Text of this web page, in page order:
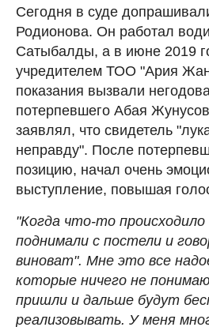
Сегодня в суде
Родионова. Он работал
Сатыбалды, а в июне 2019
учредителем ТОО "Ария
показания вызвали
потерпевшего Абая
заявлял, что свидетель
неправду". После
позицию, начал очень
выступление, повышая
"Когда что-то
поднимали с постели и
виноват". Мне это все
которые ничего не
пришли и дальше будут
реализовывать. У меня